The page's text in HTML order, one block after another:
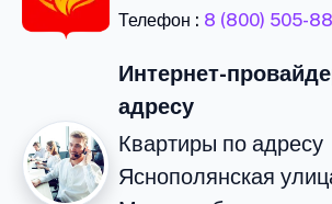
Телефон : 8 (800) 505-
Интернет-
адресу
Квартиры по адресу
Яснополянская